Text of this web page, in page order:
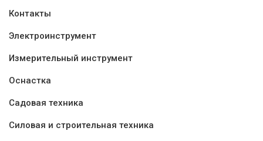
Контакты
Электроинструмент
Измерительный инструмент
Оснастка
Садовая техника
Силовая и строительная техника